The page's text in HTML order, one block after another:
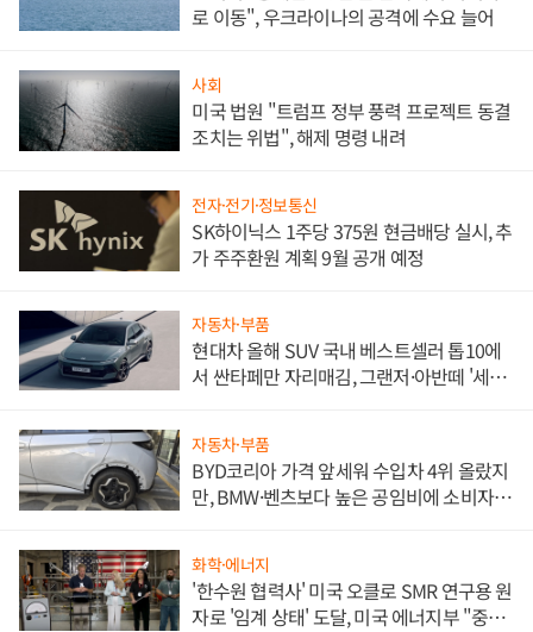
로 이동", 우크라이나의 공격에 수요 늘어
사회
미국 법원 "트럼프 정부 풍력 프로젝트 동결
조치는 위법", 해제 명령 내려
전자·전기·정보통신
SK하이닉스 1주당 375원 현금배당 실시, 추
가 주주환원 계획 9월 공개 예정
자동차·부품
현대차 올해 SUV 국내 베스트셀러 톱10에
서 싼타페만 자리매김, 그랜저·아반떼 '세단
자동차·부품
BYD코리아 가격 앞세워 수입차 4위 올랐지
만, BMW·벤츠보다 높은 공임비에 소비자
화학·에너지
'한수원 협력사' 미국 오클로 SMR 연구용 원
자로 '임계 상태' 도달, 미국 에너지부 "중요